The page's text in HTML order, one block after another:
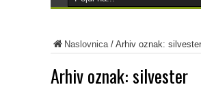
Naslovnica/ Arhiv oznak: silvester
Arhiv oznak:silvester